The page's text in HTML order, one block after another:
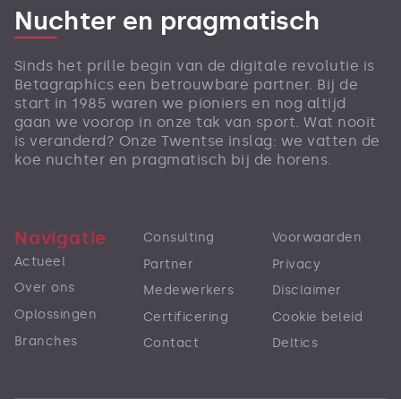
Nuchter en pragmatisch
Sinds het prille begin van de digitale revolutie is
Betagraphics een betrouwbare partner. Bij de
start in 1985 waren we pioniers en nog altijd
gaan we voorop in onze tak van sport. Wat nooit
is veranderd? Onze Twentse inslag: we vatten de
koe nuchter en pragmatisch bij de horens.
Navigatie
Actueel
Over ons
Oplossingen
Branches
Consulting
Partner
Medewerkers
Certificering
Contact
Voorwaarden
Privacy
Disclaimer
Cookie beleid
Deltics